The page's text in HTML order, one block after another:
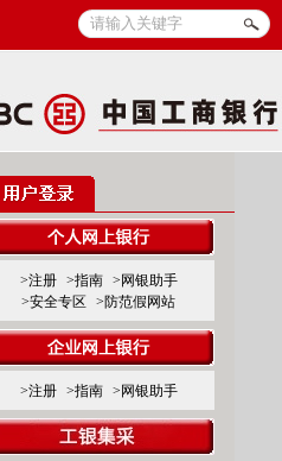
>注册 >指南
>网银助手
>安全专区
>防范假网站
>注册 >指南 >网银助手